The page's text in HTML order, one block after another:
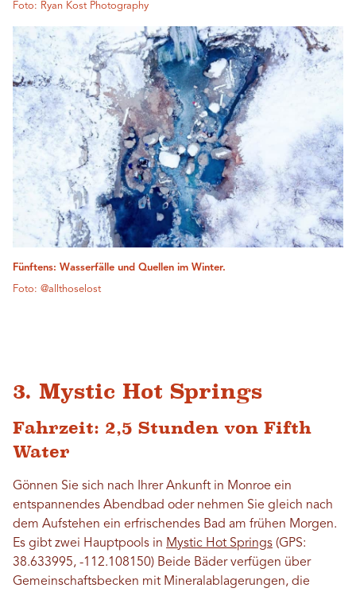
Foto: Ryan Kost Photography
Fünftens: Wasserfälle und Quellen im Winter.
Foto: @allthoselost
3. Mystic Hot Springs
Fahrzeit: 2,5 Stunden von Fifth
Water
Gönnen Sie sich nach Ihrer Ankunft in Monroe ein
entspannendes Abendbad oder nehmen Sie gleich nach
dem Aufstehen ein erfrischendes Bad am frühen Morgen.
Es gibt zwei Hauptpools in Mystic Hot Springs (GPS:
38.633995, -112.108150) Beide Bäder verfügen über
Gemeinschaftsbecken mit Mineralablagerungen, die